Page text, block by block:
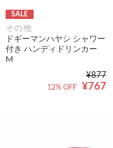
SALE
その他
ドギーマンハヤシ シャワー
付き ハンディドリンカー
M
¥877
¥767
12% OFF